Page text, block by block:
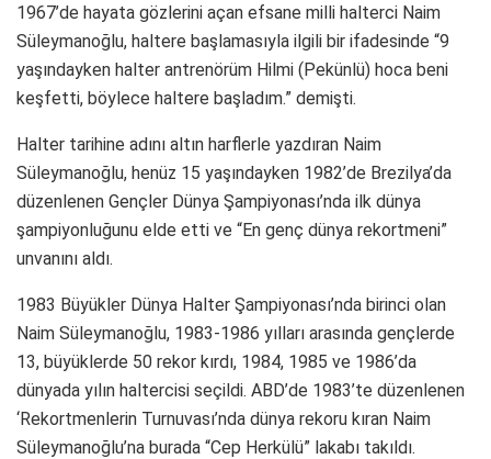
1967’de hayata gözlerini açan efsane milli halterci Naim
Süleymanoğlu, haltere başlamasıyla ilgili bir ifadesinde “9
yaşındayken halter antrenörüm Hilmi (Pekünlü) hoca beni
keşfetti, böylece haltere başladım.” demişti.
Halter tarihine adını altın harflerle yazdıran Naim
Süleymanoğlu, henüz 15 yaşındayken 1982’de Brezilya’da
düzenlenen Gençler Dünya Şampiyonası’nda ilk dünya
şampiyonluğunu elde etti ve “En genç dünya rekortmeni”
unvanını aldı.
1983 Büyükler Dünya Halter Şampiyonası’nda birinci olan
Naim Süleymanoğlu, 1983-1986 yılları arasında gençlerde
13, büyüklerde 50 rekor kırdı, 1984, 1985 ve 1986’da
dünyada yılın haltercisi seçildi. ABD’de 1983’te düzenlenen
‘Rekortmenlerin Turnuvası’nda dünya rekoru kıran Naim
Süleymanoğlu’na burada “Cep Herkülü” lakabı takıldı.